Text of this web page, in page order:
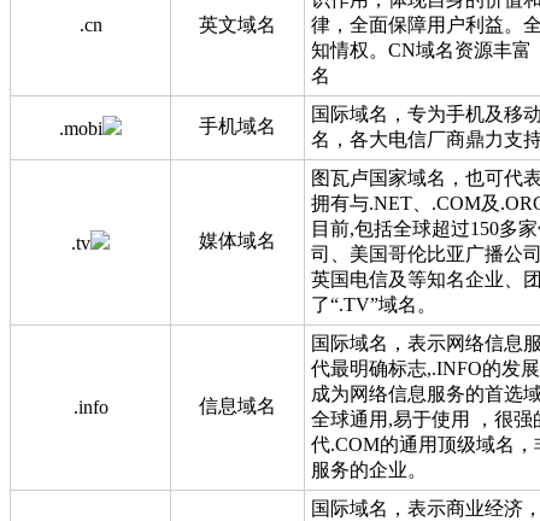
.cn 英文域名
律，全面保障用户利益。
知情权。CN域名资源丰富
名
.mobi 手机域名
国际域名，专为手机及移
名，各大电信厂商鼎力支
.tv 媒体域名
图瓦卢国家域名，也可代
拥有与.NET、.COM及
目前,包括全球超过150多
司、美国哥伦比亚广播公
英国电信及等知名企业、
了“.TV”域名。
.info 信息域名
国际域名，表示网络信息
代最明确标志,.INFO的发
成为网络信息服务的首选
全球通用,易于使用 ，很强
代.COM的通用顶级域名
服务的企业。
国际域名，表示商业经济